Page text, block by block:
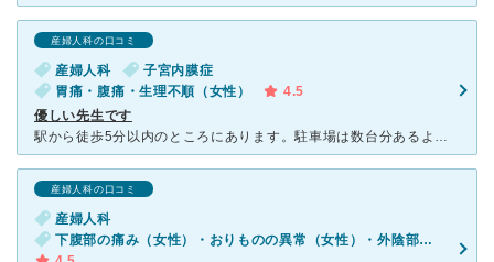
産婦人科の口コミ
産婦人科
子宮内膜症
胃痛・腹痛・生理不順（女性）
4.5
優しい先生です
駅から徒歩5分以内のところにあります。駐車場は数台分あるようですが少し停めにくそうなこともあり使用したことがないです。 平日日中にしか行ったことがないのですが、毎回待ち時間はほぼありませんでした。
産婦人科の口コミ
産婦人科
下腹部の痛み（女性）・おりものの異常（女性）・外陰部の痛み・かゆみ（女性）